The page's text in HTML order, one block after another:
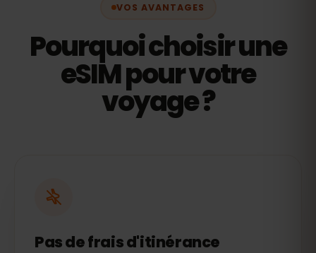
VOS AVANTAGES
Pourquoi choisir une
eSIM pour votre
voyage ?
Pas de frais d'itinérance